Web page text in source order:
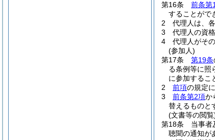
第16条
前条第
することがで
2
代理人は、
3
代理人の資
4
代理人がそ
(参加人)
第17条
第19条
る条例等に照
に参加するこ
2
前項の規定
3
前条第2項か
替えるものと
(文書等の閲覧
第18条
当事者
聴聞の通知が